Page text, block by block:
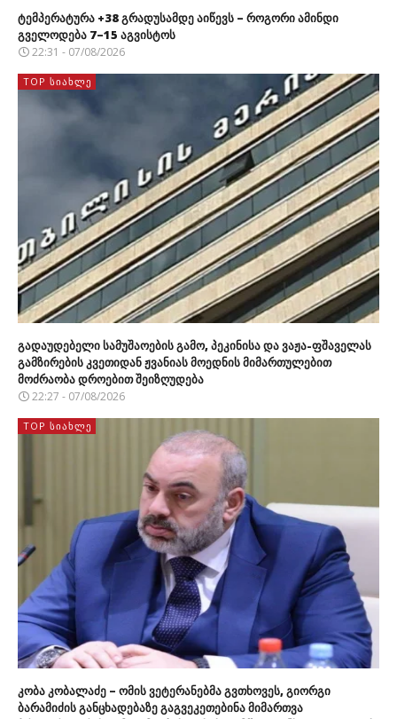
ტემპერატურა +38 გრადუსამდე აიწევს – როგორი ამინდი
გველოდება 7–15 აგვისტოს
22:31 - 07/08/2026
TOP ᲡᲘᲐᲮᲚᲔ
გადაუდებელი სამუშაოების გამო, პეკინისა და ვაჟა-ფშაველას
გამზირების კვეთიდან ჟვანიას მოედნის მიმართულებით
მოძრაობა დროებით შეიზღუდება
22:27 - 07/08/2026
TOP ᲡᲘᲐᲮᲚᲔ
კობა კობალაძე – ომის ვეტერანებმა გვთხოვეს, გიორგი
ბარამიძის განცხადებაზე გაგვეკეთებინა მიმართვა